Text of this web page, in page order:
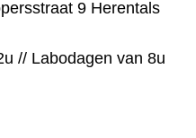
9 Herentals
// Labodagen van 8u